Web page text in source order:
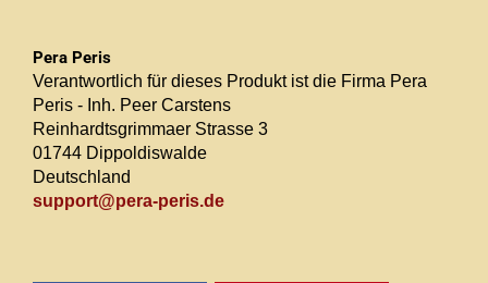
Pera Peris
Verantwortlich für dieses Produkt ist die Firma Pera
Peris - Inh. Peer Carstens
Reinhardtsgrimmaer Strasse 3
01744 Dippoldiswalde
Deutschland
support@pera-peris.de